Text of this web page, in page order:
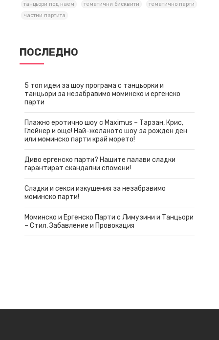
танцьори под наем тематични бисквити
тематично парти
частни партита
ПОСЛЕДНО
5 топ идеи за шоу програма с танцьорки и
танцьори за незабравимо моминско и ергенско
парти
Плажно еротично шоу с Maximus – Тарзан, Крис,
Глейнер и още! Най-желаното шоу за рожден ден
или моминско парти край морето!
Диво ергенско парти? Нашите палави сладки
гарантират скандални спомени!
Сладки и секси изкушения за незабравимо
моминско парти!
Моминско и Ергенско Парти с Лимузини и Танцьори
– Стил, Забавление и Провокация